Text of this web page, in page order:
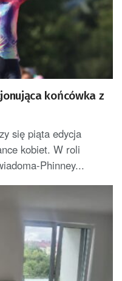
końcówka z
się piąta edycja
kobiet. W roli
Phinney...